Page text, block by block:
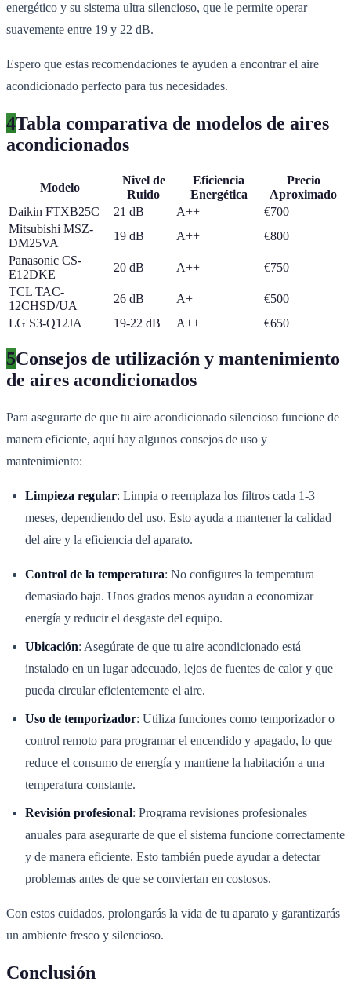
energético y su sistema ultra silencioso, que le permite operar
suavemente entre 19 y 22 dB.
Espero que estas recomendaciones te ayuden a encontrar el aire
acondicionado perfecto para tus necesidades.
4Tabla comparativa de modelos de aires
acondicionados
Modelo
Nivel de
Ruido
Eficiencia
Energética
Precio
Aproximado
Daikin FTXB25C
21 dB A++
€700
Mitsubishi MSZ-
DM25VA
19 dB A++
€800
Panasonic CS-
E12DKE
20 dB A++
€750
TCL TAC-
12CHSD/UA
26 dB A+
€500
LG S3-Q12JA
19-22 dB A++ €650
5Consejos de utilización y mantenimiento
de aires acondicionados
Para asegurarte de que tu aire acondicionado silencioso funcione de
manera eficiente, aquí hay algunos consejos de uso y
mantenimiento:
Limpieza regular: Limpia o reemplaza los filtros cada 1-3
meses, dependiendo del uso. Esto ayuda a mantener la calidad
del aire y la eficiencia del aparato.
Control de la temperatura: No configures la temperatura
demasiado baja. Unos grados menos ayudan a economizar
energía y reducir el desgaste del equipo.
Ubicación: Asegúrate de que tu aire acondicionado está
instalado en un lugar adecuado, lejos de fuentes de calor y que
pueda circular eficientemente el aire.
Uso de temporizador: Utiliza funciones como temporizador o
control remoto para programar el encendido y apagado, lo que
reduce el consumo de energía y mantiene la habitación a una
temperatura constante.
Revisión profesional: Programa revisiones profesionales
anuales para asegurarte de que el sistema funcione correctamente
y de manera eficiente. Esto también puede ayudar a detectar
problemas antes de que se conviertan en costosos.
Con estos cuidados, prolongarás la vida de tu aparato y garantizarás
un ambiente fresco y silencioso.
Conclusión